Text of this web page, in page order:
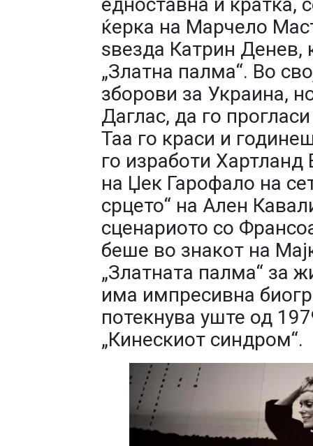
едноставна и кратка,
ќерка на Марчело
ѕвезда Катрин Денев,
„Златна палма“. Во
зборови за Украина,
Даглас, да го
Таа го краси и
го изработи
на Џек Гарофало на
срцето“ на Ален
сценариото со
беше во знакот на
„Златната палма“ за
има импресивна
потекнува уште од
„Кинескиот синдром“.